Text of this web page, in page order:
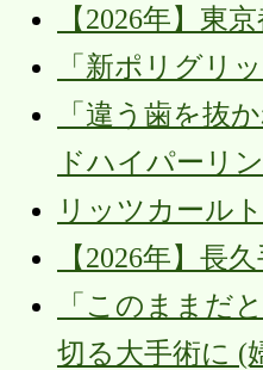
【2026年】東
「新ポリグリ
「違う歯を抜
ドハイパーリ
リッツカール
【2026年】長
「このままだ
切る大手術に (